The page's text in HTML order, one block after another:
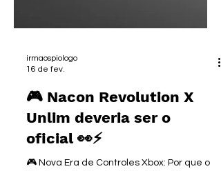
🎮 Nacon Revolution X
Unlim deveria ser o
oficial 👀⚡